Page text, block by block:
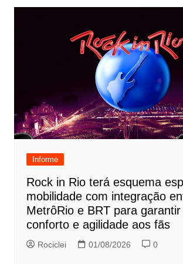
Informe
Rock in Rio terá esquema
mobilidade com integração
MetrôRio e BRT para
conforto e agilidade aos fãs
Rociclei 01/08/2026 0